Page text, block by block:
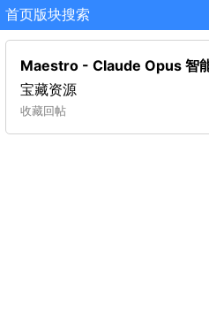
首页版块搜索
Maestro - Claude Opus 智
宝藏资源
收藏回帖